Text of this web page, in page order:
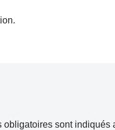
obligatoires sont indiqués